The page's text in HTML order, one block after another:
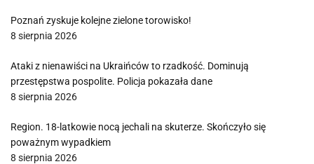
Poznań zyskuje kolejne zielone torowisko!
8 sierpnia 2026
Ataki z nienawiści na Ukraińców to rzadkość. Dominują
przestępstwa pospolite. Policja pokazała dane
8 sierpnia 2026
Region. 18-latkowie nocą jechali na skuterze. Skończyło się
poważnym wypadkiem
8 sierpnia 2026